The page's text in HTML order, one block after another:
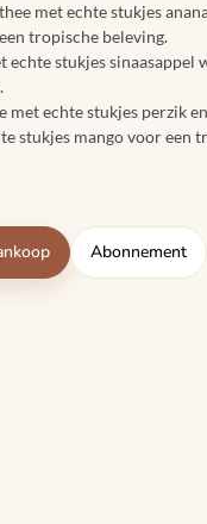
met echte stukjes
tropische beleving.
echte stukjes sinaasappel
echte stukjes perzik
stukjes mango voor een
Abonnement